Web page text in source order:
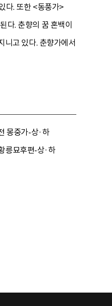
다. 또한 <동풍가>
다. 춘향의 꿈 혼백이
니고 있다. 춘향가에서
몽중가-상·하
릉묘후편-상·하